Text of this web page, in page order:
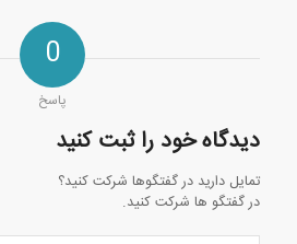
0
پاسخ
دیدگاه خود را ثبت کنید
تمایل دارید در گفتگوها شرکت کنید؟
در گفتگو ها شرکت کنید.